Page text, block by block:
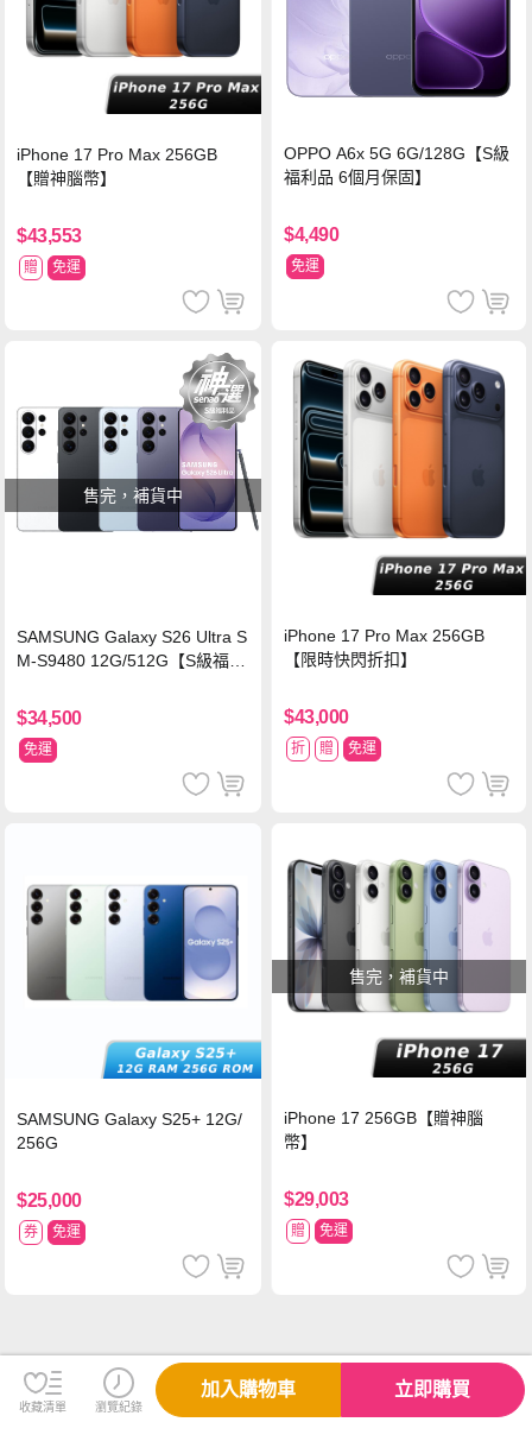
iPhone 17 Pro Max 256GB
【贈神腦幣】
$43,553
贈 免運
OPPO A6x 5G 6G/128G【S級
福利品 6個月保固】
$4,490
免運
售完，補貨中
SAMSUNG Galaxy S26 Ultra S
M-S9480 12G/512G【S級福利
$34,500
免運
iPhone 17 Pro Max 256GB
【限時快閃折扣】
$43,000
折 贈 免運
SAMSUNG Galaxy S25+ 12G/
256G
$25,000
券 免運
售完，補貨中
iPhone 17 256GB【贈神腦
幣】
$29,003
贈 免運
收藏清單 瀏覽紀錄
加入購物車 立即購買